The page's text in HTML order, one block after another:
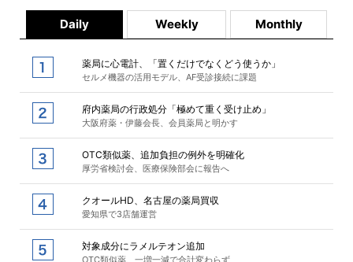
Daily Weekly Monthly
薬局に心電計、「置くだけでなくどう使うか」
セルメ機器の活用モデル、AF受診接続に課題
府内薬局の行政処分「極めて重く受け止め」
大阪府薬・伊藤会長、会員薬局と明かす
OTC類似薬、追加負担の例外を明確化
厚労省検討会、医療保険部会に報告へ
クオールHD、名古屋の薬局買収
愛知県で3店舗運営
対象成分にラメルテオン追加